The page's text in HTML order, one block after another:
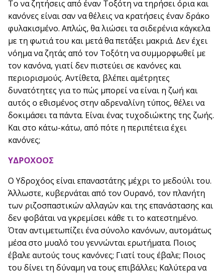
Το να ζητήσεις από έναν Τοξότη να τηρήσει όρια και
κανόνες είναι σαν να θέλεις να κρατήσεις έναν δράκο
φυλακισμένο. Απλώς, θα λιώσει τα σιδερένια κάγκελα
με τη φωτιά του και μετά θα πετάξει μακριά. Δεν έχει
νόημα να ζητάς από τον Τοξότη να συμμορφωθεί με
τον κανόνα, γιατί δεν πιστεύει σε κανόνες και
περιορισμούς. Αντίθετα, βλέπει αμέτρητες
δυνατότητες για το πώς μπορεί να είναι η ζωή και
αυτός ο εθισμένος στην αδρεναλίνη τύπος, θέλει να
δοκιμάσει τα πάντα. Είναι ένας τυχοδιώκτης της ζωής.
Και στο κάτω-κάτω, από πότε η περιπέτεια έχει
κανόνες;
ΥΔΡΟΧΟΟΣ
Ο Υδροχόος είναι επαναστάτης μέχρι το μεδούλι του.
Άλλωστε, κυβερνάται από τον Ουρανό, τον πλανήτη
των ριζοσπαστικών αλλαγών και της επανάστασης και
δεν φοβάται να γκρεμίσει κάθε τι το κατεστημένο.
Όταν αντιμετωπίζει ένα σύνολο κανόνων, αυτομάτως
μέσα στο μυαλό του γεννώνται ερωτήματα. Ποιος
έβαλε αυτούς τους κανόνες; Γιατί τους έβαλε; Ποιος
του δίνει τη δύναμη να τους επιβάλλει; Καλύτερα να